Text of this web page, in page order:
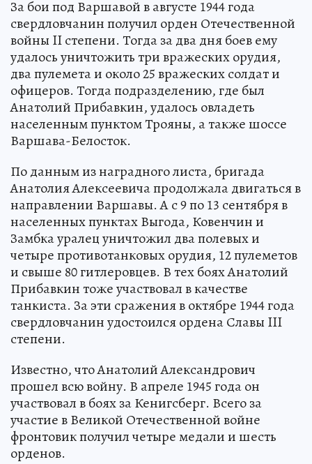
За бои под Варшавой в августе 1944 года
свердловчанин получил орден Отечественной
войны II степени. Тогда за два дня боев ему
удалось уничтожить три вражеских орудия,
два пулемета и около 25 вражеских солдат и
офицеров. Тогда подразделению, где был
Анатолий Прибавкин, удалось овладеть
населенным пунктом Трояны, а также шоссе
Варшава-Белосток.
По данным из наградного листа, бригада
Анатолия Алексеевича продолжала двигаться в
направлении Варшавы. А с 9 по 13 сентября в
населенных пунктах Выгода, Ковенчин и
Замбка уралец уничтожил два полевых и
четыре противотанковых орудия, 12 пулеметов
и свыше 80 гитлеровцев. В тех боях Анатолий
Прибавкин тоже участвовал в качестве
танкиста. За эти сражения в октябре 1944 года
свердловчанин удостоился ордена Славы III
степени.
Известно, что Анатолий Александрович
прошел всю войну. В апреле 1945 года он
участвовал в боях за Кенигсберг. Всего за
участие в Великой Отечественной войне
фронтовик получил четыре медали и шесть
орденов.